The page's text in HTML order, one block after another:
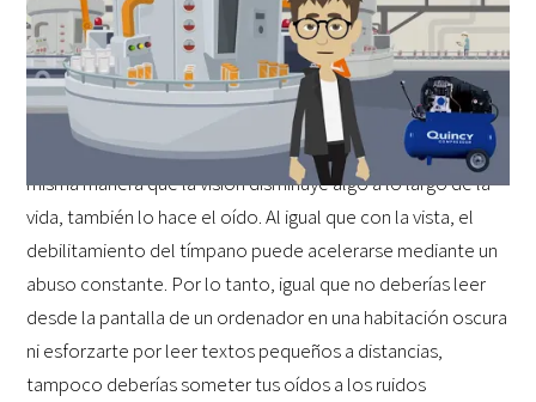
equipo ruidoso — cortacéspedes, batidadoras de
alimentos, aspiradoras, etc. — es recomendable usar
tapones para los oídos para proteger la audición. Aunque
puedas sentir que tus oídos son lo bastante duros para
soportar el volumen, los oídos son como los ojos. De la
misma manera que la visión disminuye algo a lo largo de la
vida, también lo hace el oído. Al igual que con la vista, el
debilitamiento del tímpano puede acelerarse mediante un
abuso constante. Por lo tanto, igual que no deberías leer
desde la pantalla de un ordenador en una habitación oscura
ni esforzarte por leer textos pequeños a distancias,
tampoco deberías someter tus oídos a los ruidos